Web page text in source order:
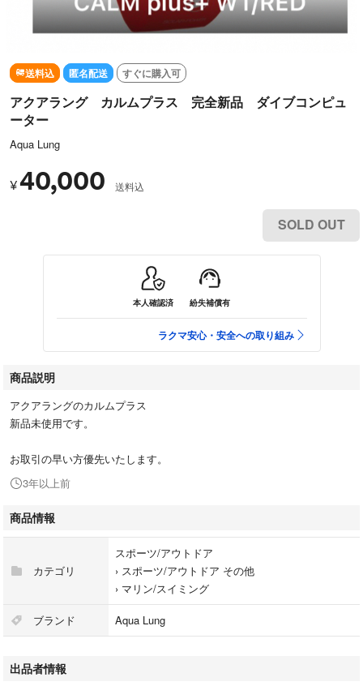
送料込 匿名配送 すぐに購入可
アクアラング カルムプラス 完全新品 ダイブコンピュ
ーター
Aqua Lung
¥40,000 送料込
SOLD OUT
本人確認済 紛失補償有
ラクマ安心・安全への取り組み
商品説明
アクアラングのカルムプラス
新品未使用です。
お取引の早い方優先いたします。
3年以上前
商品情報
カテゴリ
スポーツ/アウトドア
› スポーツ/アウトドア その他
› マリン/スイミング
ブランド Aqua Lung
出品者情報